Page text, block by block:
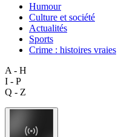
Humour
Culture et société
Actualités
Sports
Crime : histoires vraies
A - H
I - P
Q - Z